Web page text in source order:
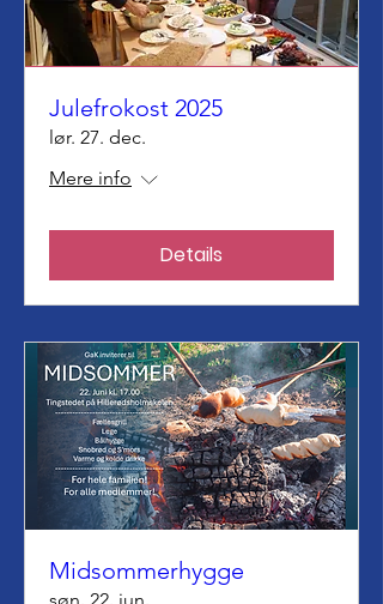
Julefrokost 2025
lør. 27. dec.
Mere info
Details
Midsommerhygge